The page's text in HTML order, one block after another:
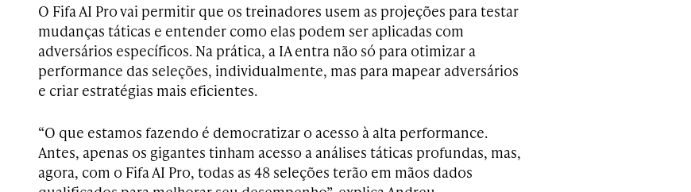
O Fifa AI Pro vai permitir que os treinadores usem as projeções para testar
mudanças táticas e entender como elas podem ser aplicadas com
adversários específicos. Na prática, a IA entra não só para otimizar a
performance das seleções, individualmente, mas para mapear adversários
e criar estratégias mais eficientes.
“O que estamos fazendo é democratizar o acesso à alta performance.
Antes, apenas os gigantes tinham acesso a análises táticas profundas, mas,
agora, com o Fifa AI Pro, todas as 48 seleções terão em mãos dados